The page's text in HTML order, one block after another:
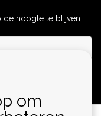
hoogte te blijven.
om